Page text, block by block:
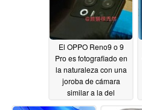
El OPPO Reno9 o 9
Pro es fotografiado en
la naturaleza con una
joroba de cámara
similar a la del
OnePlus 10 Pro